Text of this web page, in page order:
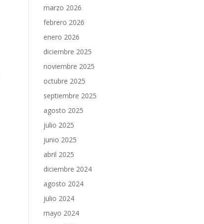
marzo 2026
febrero 2026
enero 2026
diciembre 2025
noviembre 2025
octubre 2025
septiembre 2025
agosto 2025
julio 2025
junio 2025
abril 2025
diciembre 2024
agosto 2024
julio 2024
mayo 2024